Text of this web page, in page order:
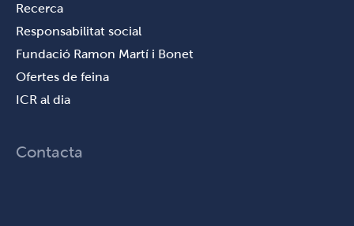
Recerca
Responsabilitat social
Fundació Ramon Martí i Bonet
Ofertes de feina
ICR al dia
Contacta